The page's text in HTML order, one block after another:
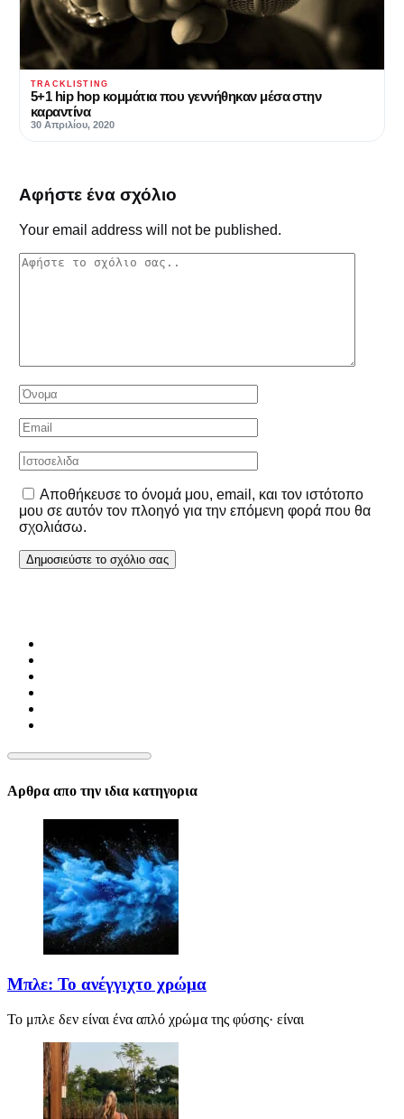
TRACKLISTING
5+1 hip hop κομμάτια που γεννήθηκαν μέσα στην
καραντίνα
30 Απριλίου, 2020
Αφήστε ένα σχόλιο
Your email address will not be published.
Αποθήκευσε το όνομά μου, email, και τον ιστότοπο
μου σε αυτόν τον πλοηγό για την επόμενη φορά που θα
σχολιάσω.
Αρθρα απο την ιδια κατηγορια
Μπλε: Το ανέγγιχτο χρώμα
Το μπλε δεν είναι ένα απλό χρώμα της φύσης· είναι